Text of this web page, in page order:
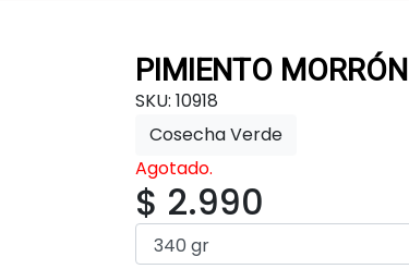
PIMIENTO MORRÓN
SKU: 10918
Cosecha Verde
Agotado.
$ 2.990